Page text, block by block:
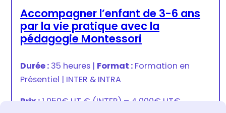
Accompagner l’enfant de 3-6 ans
par la vie pratique avec la
pédagogie Montessori
Durée : 35 heures | Format : Formation en
Présentiel | INTER & INTRA
Prix :1 050€ HT € (INTER) – 4 000€ HT€